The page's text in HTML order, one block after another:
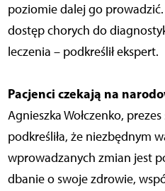
poziomie dalej go
dostęp chorych do
leczenia – podkreślił ekspert.
Pacjenci czekają na
Agnieszka Wołczenko,
podkreśliła, że niezbędnym
wprowadzanych zmian jest
dbanie o swoje zdrowie,